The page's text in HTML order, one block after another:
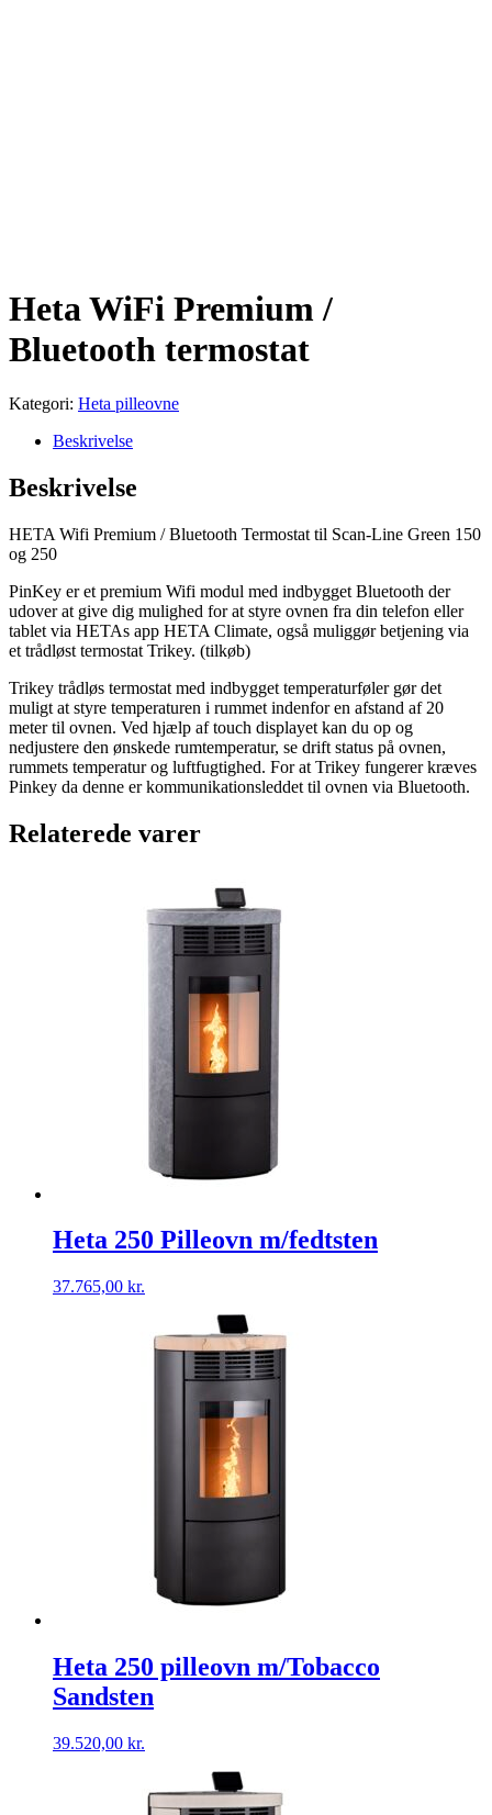
Heta WiFi Premium /
Bluetooth termostat
Kategori: Heta pilleovne
Beskrivelse
Beskrivelse
HETA Wifi Premium / Bluetooth Termostat til Scan-Line Green 150
og 250
PinKey er et premium Wifi modul med indbygget Bluetooth der
udover at give dig mulighed for at styre ovnen fra din telefon eller
tablet via HETAs app HETA Climate, også muliggør betjening via
et trådløst termostat Trikey. (tilkøb)
Trikey trådløs termostat med indbygget temperaturføler gør det
muligt at styre temperaturen i rummet indenfor en afstand af 20
meter til ovnen. Ved hjælp af touch displayet kan du op og
nedjustere den ønskede rumtemperatur, se drift status på ovnen,
rummets temperatur og luftfugtighed. For at Trikey fungerer kræves
Pinkey da denne er kommunikationsleddet til ovnen via Bluetooth.
Relaterede varer
Heta 250 Pilleovn m/fedtsten
37.765,00 kr.
Heta 250 pilleovn m/Tobacco
Sandsten
39.520,00 kr.